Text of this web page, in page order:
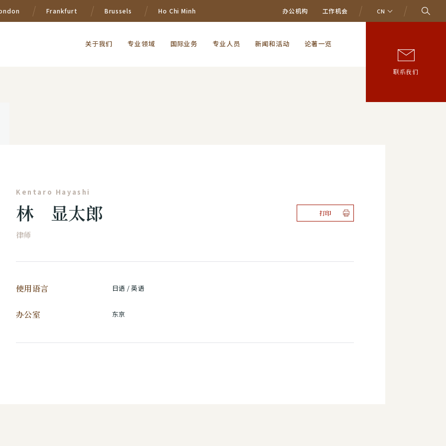
Frankfurt Brussels Ho Chi Minh 办公机构 工作机会 CN
关于我们 专业领域 国际业务 专业人员 新闻和活动 论著一览
联系我们
打印
Kentaro Hayashi
林 显太郎
律师
使用语言 日语 / 英语
办公室 东京